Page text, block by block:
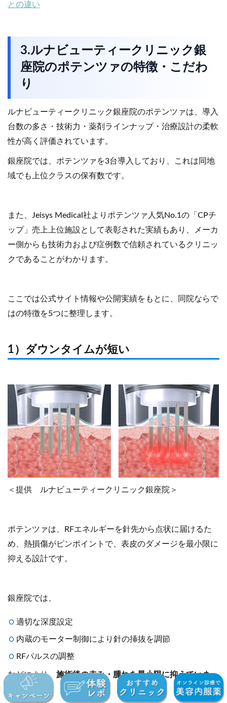
との違い
3.ルナビューティークリニック銀
座院のポテンツァの特徴・こだわ
り
ルナビューティークリニック銀座院のポテンツァは、導入
台数の多さ・技術力・薬剤ラインナップ・治療設計の柔軟
性が高く評価されています。
銀座院では、ポテンツァを3台導入しており、これは同地
域でも上位クラスの保有数です。
また、Jeisys Medical社よりポテンツァ人気No.1の「CPチ
ップ」売上上位施設として表彰された実績もあり、メーカ
ー側からも技術力および症例数で信頼されているクリニッ
クであることがわかります。
ここでは公式サイト情報や公開実績をもとに、同院ならで
はの特徴を5つに整理します。
1）ダウンタイムが短い
＜提供 ルナビューティークリニック銀座院＞
ポテンツァは、RFエネルギーを針先から点状に届けるた
め、熱損傷がピンポイントで、表皮のダメージを最小限に
抑える設計です。
銀座院では、
適切な深度設定
内蔵のモーター制御により針の挿抜を調節
RFパルスの調整
などにより、 施術後の赤み・腫れを最小限に抑えていま
す。